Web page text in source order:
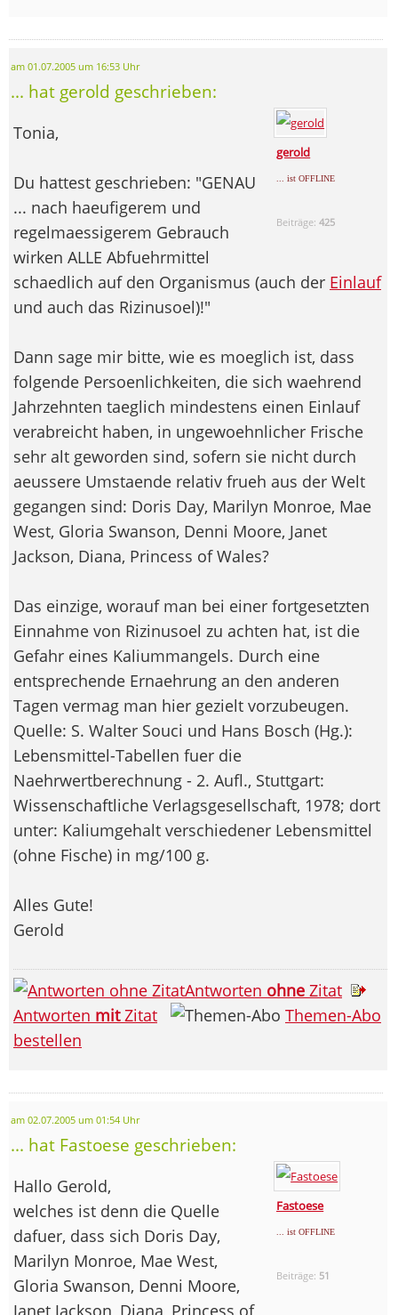
am 01.07.2005 um 16:53 Uhr
... hat gerold geschrieben:
gerold
... ist OFFLINE
Beiträge:425
Tonia,
Du hattest geschrieben: "GENAU
... nach haeufigerem und
regelmaessigerem Gebrauch
wirken ALLE Abfuehrmittel
schaedlich auf den Organismus (auch der Einlauf
und auch das Rizinusoel)!"
Dann sage mir bitte, wie es moeglich ist, dass
folgende Persoenlichkeiten, die sich waehrend
Jahrzehnten taeglich mindestens einen Einlauf
verabreicht haben, in ungewoehnlicher Frische
sehr alt geworden sind, sofern sie nicht durch
aeussere Umstaende relativ frueh aus der Welt
gegangen sind: Doris Day, Marilyn Monroe, Mae
West, Gloria Swanson, Denni Moore, Janet
Jackson, Diana, Princess of Wales?
Das einzige, worauf man bei einer fortgesetzten
Einnahme von Rizinusoel zu achten hat, ist die
Gefahr eines Kaliummangels. Durch eine
entsprechende Ernaehrung an den anderen
Tagen vermag man hier gezielt vorzubeugen.
Quelle: S. Walter Souci und Hans Bosch (Hg.):
Lebensmittel-Tabellen fuer die
Naehrwertberechnung - 2. Aufl., Stuttgart:
Wissenschaftliche Verlagsgesellschaft, 1978; dort
unter: Kaliumgehalt verschiedener Lebensmittel
(ohne Fische) in mg/100 g.
Alles Gute!
Gerold
Antworten ohne Zitat
Antworten mitZitat
Themen-Abo
bestellen
am 02.07.2005 um 01:54 Uhr
... hat Fastoese geschrieben:
Fastoese
... ist OFFLINE
Beiträge: 51
Hallo Gerold,
welches ist denn die Quelle
dafuer, dass sich Doris Day,
Marilyn Monroe, Mae West,
Gloria Swanson, Denni Moore,
Janet Jackson, Diana, Princess of